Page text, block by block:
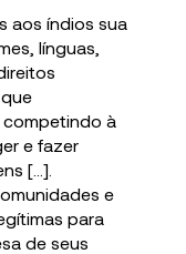
aos índios sua
línguas,
à
e fazer
[…].
e
para
de seus